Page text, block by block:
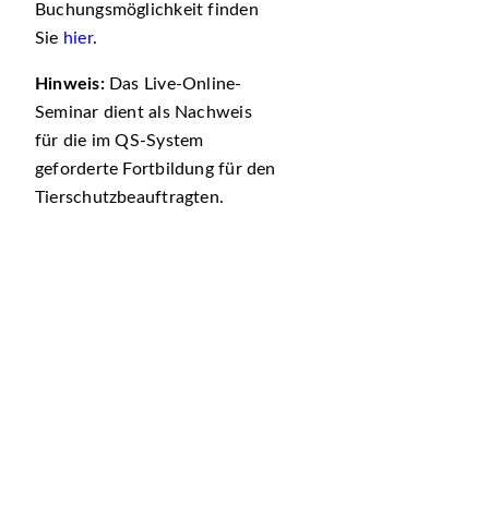
Buchungsmöglichkeit finden
Sie hier.
Hinweis:Das Live-Online-
Seminar dient als Nachweis
für die im QS-System
geforderte Fortbildung für den
Tierschutzbeauftragten.